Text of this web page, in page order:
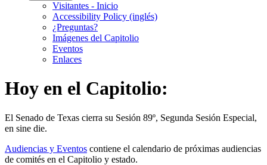
Visitantes - Inicio
Accessibility Policy (inglés)
¿Preguntas?
Imágenes del Capitolio
Eventos
Enlaces
Hoy en el Capitolio:
El Senado de Texas cierra su Sesión 89º, Segunda Sesión Especial,
en sine die.
Audiencias y Eventos contiene el calendario de próximas audiencias
de comités en el Capitolio y estado.